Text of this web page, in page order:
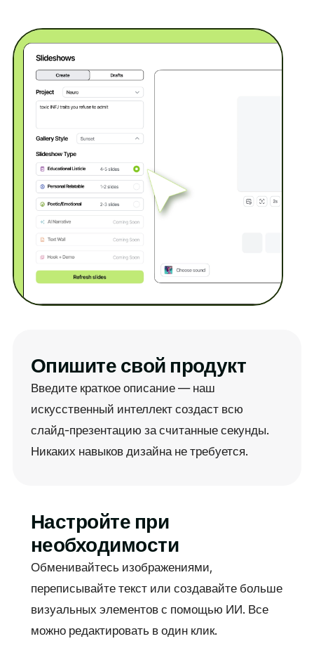
Опишите свой продукт
Введите краткое описание — наш
искусственный интеллект создаст всю
слайд-презентацию за считанные секунды.
Никаких навыков дизайна не требуется.
Настройте при
необходимости
Обменивайтесь изображениями,
переписывайте текст или создавайте больше
визуальных элементов с помощью ИИ. Все
можно редактировать в один клик.